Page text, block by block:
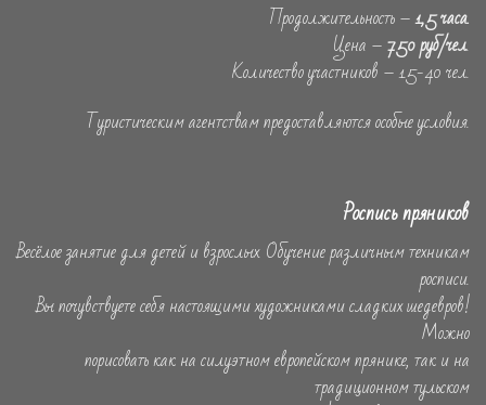
Продолжительность –1,5 часа.
Цена –750 руб/чел.
Количество участников – 15-40 чел.
Туристическим агентствам предоставляются особые условия.
Роспись пряников
Весёлое занятие для детей и взрослых. Обучение различным техникам
росписи.
Вы почувствуете себя настоящими художниками сладких шедевров!
Можно
порисовать как на силуэтном европейском прянике, так и на
традиционном тульском